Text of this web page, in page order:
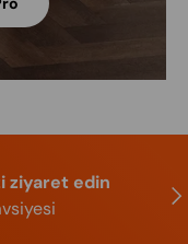
ziyaret edin